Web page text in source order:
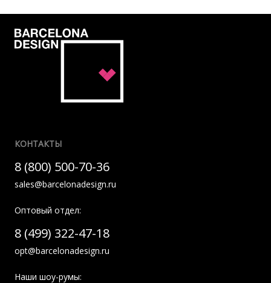
КОНТАКТЫ
8 (800) 500-70-36
sales@barcelonadesign.ru
Оптовый отдел:
8 (499) 322-47-18
opt@barcelonadesign.ru
Наши шоу-румы: